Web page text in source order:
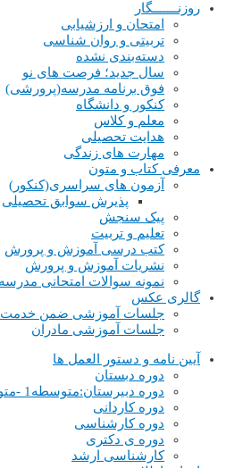
روزنـــــــگار
امتحان و ارزشیابی
تربیتی و روان شناسی
دسته‌بندی نشده
سال جدید؛ فرصت های نو
فوق برنامه مدرسه(پرورشی)
کنکور و دانشگاه
معلم و کلاس
هدایت تحصیلی
مهارت های زندگی
معرفی کتاب و متون
آزمون های سراسری(کنکور)
پذیرش سوابق تحصیلی
پیک سنجش
تعلیم و تربیت
کتب درسی آموزش و پرورش
نشریات آموزش و پرورش
نمونه سوالات امتحانی مدرسه
گالری عکس
جلسات آموزشی ضمن خدمت
جلسات آموزشی مادران
آیین نامه و دستور العمل ها
دوره دبستان
دوره دبیرستان:متوسطه1 -متوسطه2
دوره کاردانی
دوره کارشناسی
دوره ی دکتری
کارشناسی ارشد